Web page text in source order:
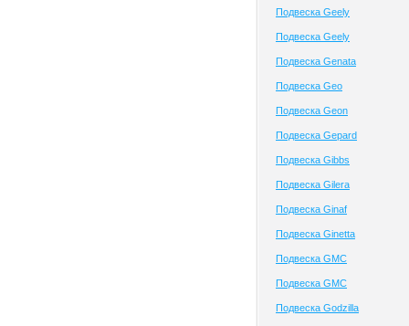
Подвеска Geely
Подвеска Geely
Подвеска Genata
Подвеска Geo
Подвеска Geon
Подвеска Gepard
Подвеска Gibbs
Подвеска Gilera
Подвеска Ginaf
Подвеска Ginetta
Подвеска GMC
Подвеска GMC
Подвеска Godzilla